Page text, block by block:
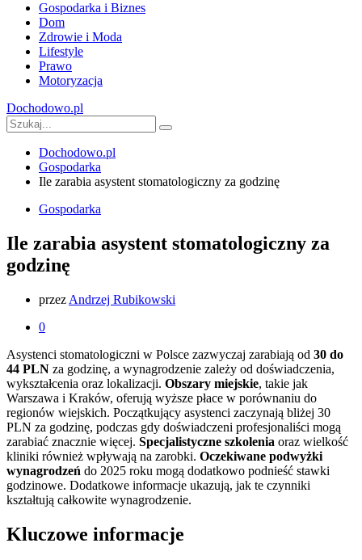
Gospodarka i Biznes
Dom
Zdrowie i Moda
Lifestyle
Prawo
Motoryzacja
Dochodowo.pl
Dochodowo.pl
Gospodarka
Ile zarabia asystent stomatologiczny za godzinę
Gospodarka
Ile zarabia asystent stomatologiczny za
godzinę
przez Andrzej Rubikowski
0
Asystenci stomatologiczni w Polsce zazwyczaj zarabiają od 30 do
44 PLN za godzinę, a wynagrodzenie zależy od doświadczenia,
wykształcenia oraz lokalizacji. Obszary miejskie, takie jak
Warszawa i Kraków, oferują wyższe płace w porównaniu do
regionów wiejskich. Początkujący asystenci zaczynają bliżej 30
PLN za godzinę, podczas gdy doświadczeni profesjonaliści mogą
zarabiać znacznie więcej. Specjalistyczne szkolenia oraz wielkość
kliniki również wpływają na zarobki. Oczekiwane podwyżki
wynagrodzeń do 2025 roku mogą dodatkowo podnieść stawki
godzinowe. Dodatkowe informacje ukazują, jak te czynniki
kształtują całkowite wynagrodzenie.
Kluczowe informacje